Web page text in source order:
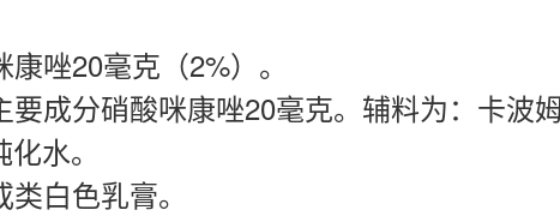
康唑20毫克（2%）。
成分硝酸咪康唑20毫克。辅料为：卡波
水。
白色乳膏。